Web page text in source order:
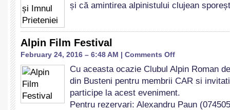
Prieteniei
și că amintirea alpinistului clujean
Alpin Film Festival
February 24, 2016 – 6:48 AM | Comments Offon
Film
Festival
Cu aceasta ocazie Clubul Alpin Roman
din Busteni pentru membrii CAR si
participe la acest eveniment.
Pentru rezervari: Alexandru Paun